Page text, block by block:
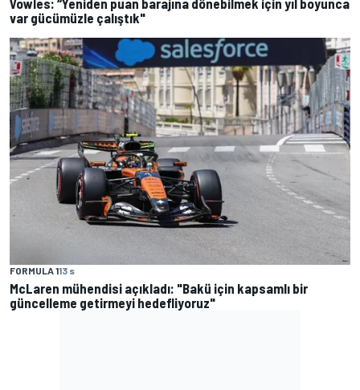
Vowles: “Yeniden puan barajına dönebilmek için yıl boyunca
var gücümüzle çalıştık"
FORMULA 113 s
McLaren mühendisi açıkladı: "Bakü için kapsamlı bir
güncelleme getirmeyi hedefliyoruz"